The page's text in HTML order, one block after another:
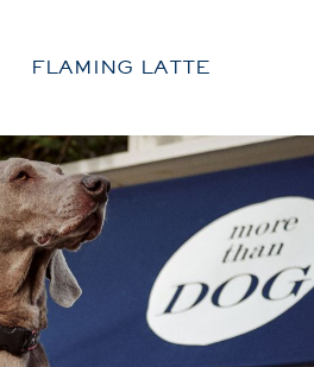
FLAMING LATTE